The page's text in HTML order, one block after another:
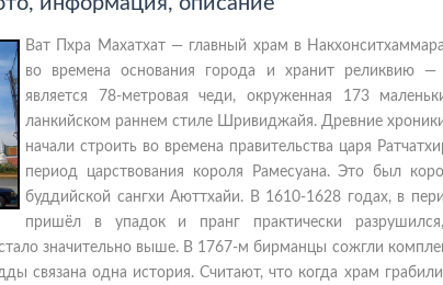
Ват Пхра Махатхат — главный храм в
во времена основания города и хранит реликвию
является 78-метровая чеди, окруженная 173
ланкийском раннем стиле Шривиджайя. Древние
начали строить во времена правительства царя
период царствования короля Рамесуана. Это был
буддийской сангхи Аюттхайи. В 1610-1628 годах, в
пришёл в упадок и пранг практически
стало значительно выше. В 1767-м бирманцы сожгли
связана одна история. Считают, что когда храм